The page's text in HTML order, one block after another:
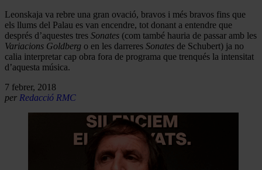
Leonskaja va rebre una gran ovació, bravos i més bravos fins que
els llums del Palau es van encendre, tot donant a entendre que
després d’aquestes tres Sonates (com també hauria de passar amb les
Variacions Goldberg o en les darreres Sonates de Schubert) ja no
calia interpretar cap obra fora de programa que trenqués la intensitat
d’aquesta música.
7 febrer, 2018
per Redacció RMC